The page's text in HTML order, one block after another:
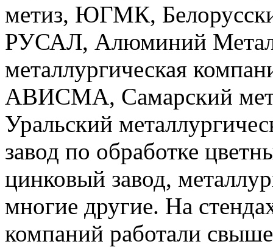
метиз, ЮГМК,
РУСАЛ, Алюминий
металлургическая
АВИСМА, Самарский
Уральский
завод по обработке
цинковый завод,
многие другие. На
компаний работали